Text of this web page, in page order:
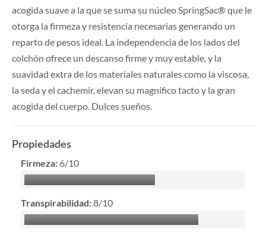
acogida suave a la que se suma su núcleo SpringSac® que le
otorga la firmeza y resistencia necesarias generando un
reparto de pesos ideal. La independencia de los lados del
colchón ofrece un descanso firme y muy estable, y la
suavidad extra de los materiales naturales como la viscosa,
la seda y el cachemir, elevan su magnífico tacto y la gran
acogida del cuerpo. Dulces sueños.
Propiedades
Firmeza: 6/10
Transpirabilidad:8/10